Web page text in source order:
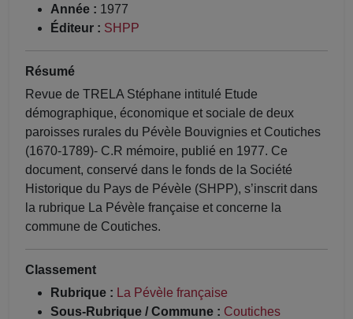
Année : 1977
Éditeur : SHPP
Résumé
Revue de TRELA Stéphane intitulé Etude
démographique, économique et sociale de deux
paroisses rurales du Pévèle Bouvignies et Coutiches
(1670-1789)- C.R mémoire, publié en 1977. Ce
document, conservé dans le fonds de la Société
Historique du Pays de Pévèle (SHPP), s’inscrit dans
la rubrique La Pévèle française et concerne la
commune de Coutiches.
Classement
Rubrique : La Pévèle française
Sous-Rubrique / Commune : Coutiches